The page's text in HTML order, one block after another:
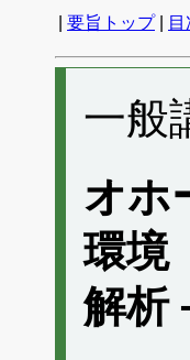
要旨トップ| 目
一般
オホ
環境
解析